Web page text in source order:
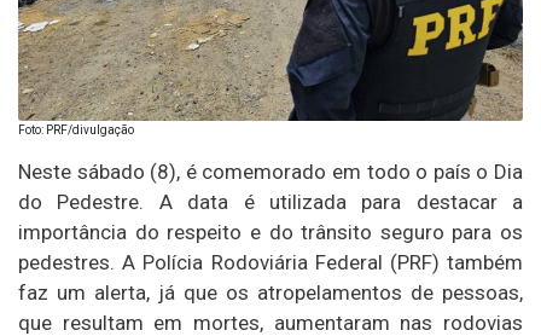
Foto: PRF/divulgação
Neste sábado (8), é comemorado em todo o país o Dia
do Pedestre. A data é utilizada para destacar a
importância do respeito e do trânsito seguro para os
pedestres. A Polícia Rodoviária Federal (PRF) também
faz um alerta, já que os atropelamentos de pessoas,
que resultam em mortes, aumentaram nas rodovias